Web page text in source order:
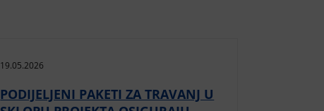
19.05.2026
PODIJELJENI PAKETI ZA TRAVANJ U